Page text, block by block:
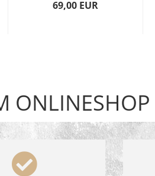
69,00 EUR
ONLINESHOP